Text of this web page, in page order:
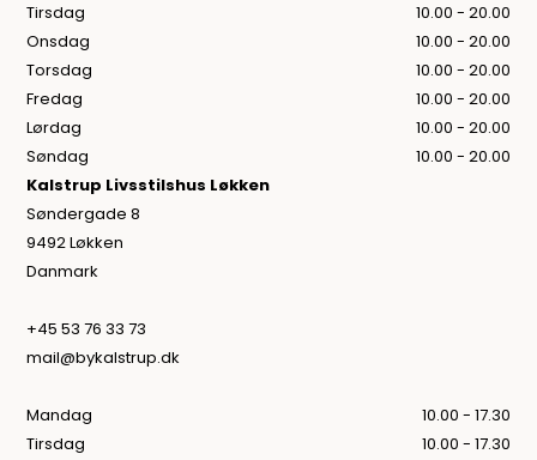
Tirsdag
10.00 - 20.00
Onsdag
10.00 - 20.00
Torsdag
10.00 - 20.00
Fredag
10.00 - 20.00
Lørdag
10.00 - 20.00
Søndag
10.00 - 20.00
Kalstrup Livsstilshus Løkken
Søndergade 8
9492 Løkken
Danmark
+45 53 76 33 73
mail@bykalstrup.dk
Mandag
10.00 - 17.30
Tirsdag
10.00 - 17.30